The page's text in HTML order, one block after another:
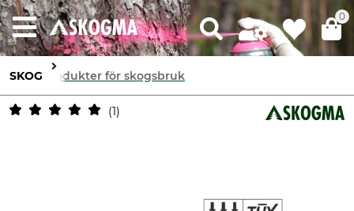
0
SKOG Produkter för skogsbruk
1